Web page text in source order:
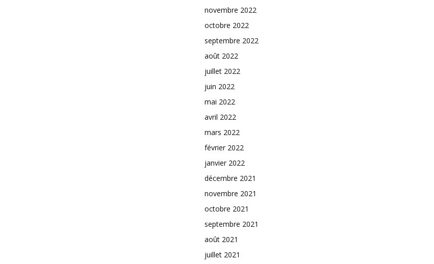
novembre 2022
octobre 2022
septembre 2022
août 2022
juillet 2022
juin 2022
mai 2022
avril 2022
mars 2022
février 2022
janvier 2022
décembre 2021
novembre 2021
octobre 2021
septembre 2021
août 2021
juillet 2021